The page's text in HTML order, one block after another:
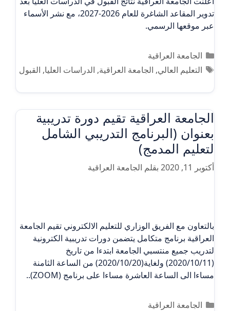
تدوير المقاعد الشاغرة للعام 2026-2027، مع نشر الأسماء
عبر موقعها الرسمي.
التصنيفات
الجامعة العراقية
الوسوم
التعليم العالي, الجامعة العراقية, الدراسات العليا, القبول
الجامعة العراقية تقيم دورة تدريبية
بعنوان (البرنامج التدريبي الشامل
لتعليم المدمج)
أكتوبر 11, 2020 بقلم الجامعة العراقية
بالتعاون مع الفريق الوزاري للتعليم الالكتروني تقيم الجامعة
العراقية برنامج متكامل يتضمن دورات تدريبية الكترونية
لتدريب جميع منتسبي الجامعة ابتدءا من تاريخ
(2020/10/11) ولغاية(2020/10/20) من الساعة الثامنة
مساءا الى الساعة العاشرة مساءا على برنامج (ZOOM)..
التصنيفات
الجامعة العراقية